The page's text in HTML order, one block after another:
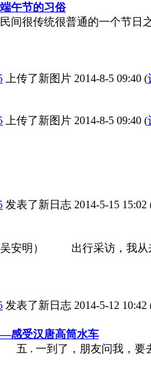
午节的习俗
间很传统很普通的一个节日
上传了新图片 2014-8-5 09:40 (
上传了新图片 2014-8-5 09:40 (
发表了新日志 2014-5-15 15:02
安明） 出行采访，我从来
发表了新日志 2014-5-12 10:42
感受汉唐高筒水车
. 一到了，朋友问我，要